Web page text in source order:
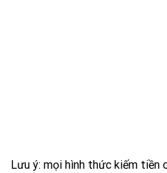
Lưu ý: mọi hình thức kiếm tiền